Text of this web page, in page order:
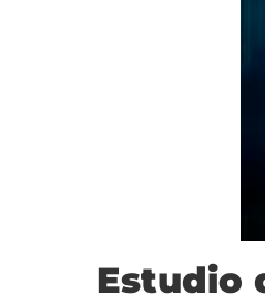
Estudio